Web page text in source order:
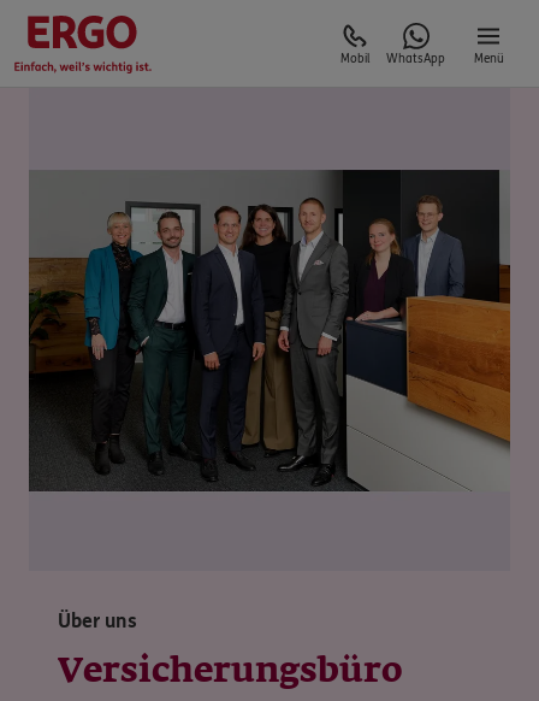
Mobil WhatsApp Menü
Über uns
Versicherungsbüro